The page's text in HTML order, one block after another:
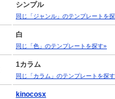
シンプル
同じ「ジャンル」のテンプレートを
白
同じ「色」のテンプレートを探す»
1カラム
同じ「カラム」のテンプレートを探
kinocosx